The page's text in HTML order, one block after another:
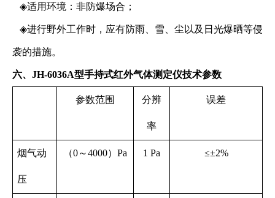
◈适用环境：非防爆场合；
◈进行野外工作时，应有防雨、雪、尘以及日光爆晒等侵
袭的措施。
六、 JH-6036A型手持式红外气体测定仪技术参数
参数范围 分辨
率
误差
烟气动
压
（0～4000）Pa 1 Pa ≤±2%